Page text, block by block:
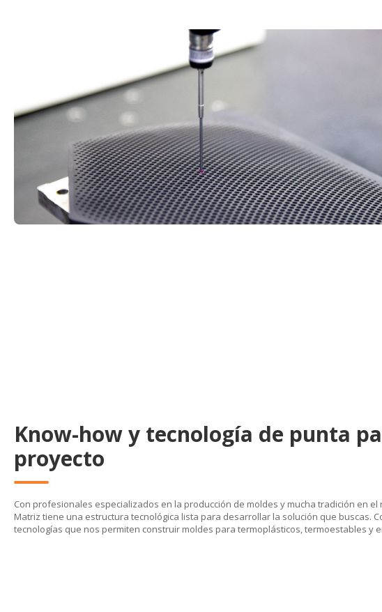
Know-how y tecnología de punta
proyecto
Con profesionales especializados en la producción de moldes y mucha tradición en el
Matriz tiene una estructura tecnológica lista para desarrollar la solución que buscas.
tecnologías que nos permiten construir moldes para termoplásticos, termoestables y